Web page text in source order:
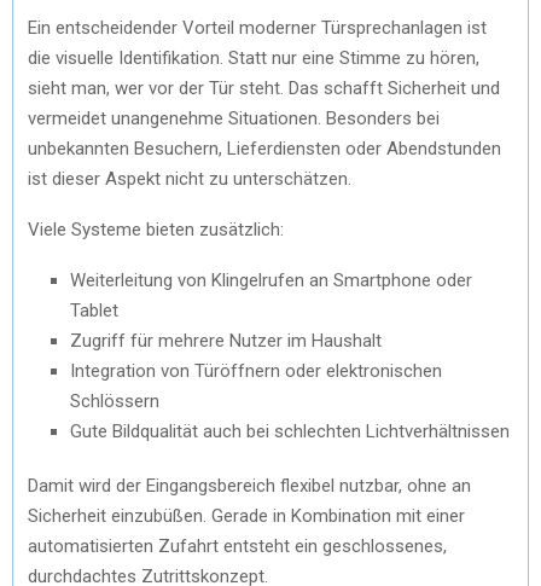
Ein entscheidender Vorteil moderner Türsprechanlagen ist
die visuelle Identifikation. Statt nur eine Stimme zu hören,
sieht man, wer vor der Tür steht. Das schafft Sicherheit und
vermeidet unangenehme Situationen. Besonders bei
unbekannten Besuchern, Lieferdiensten oder Abendstunden
ist dieser Aspekt nicht zu unterschätzen.
Viele Systeme bieten zusätzlich:
Weiterleitung von Klingelrufen an Smartphone oder
Tablet
Zugriff für mehrere Nutzer im Haushalt
Integration von Türöffnern oder elektronischen
Schlössern
Gute Bildqualität auch bei schlechten Lichtverhältnissen
Damit wird der Eingangsbereich flexibel nutzbar, ohne an
Sicherheit einzubüßen. Gerade in Kombination mit einer
automatisierten Zufahrt entsteht ein geschlossenes,
durchdachtes Zutrittskonzept.